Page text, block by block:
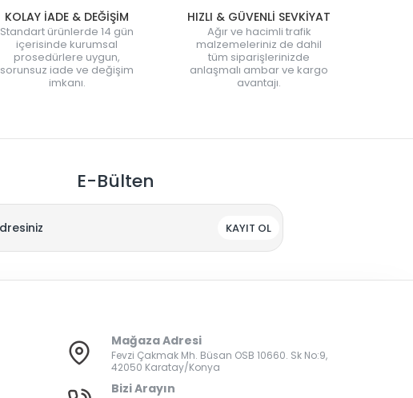
KOLAY İADE & DEĞİŞİM
Standart ürünlerde 14 gün
içerisinde kurumsal
prosedürlere uygun,
sorunsuz iade ve değişim
imkanı.
HIZLI & GÜVENLİ SEVKİYAT
Ağır ve hacimli trafik
malzemeleriniz de dahil
tüm siparişlerinizde
anlaşmalı ambar ve kargo
avantajı.
E-Bülten
KAYIT OL
Mağaza Adresi
Fevzi Çakmak Mh. Büsan OSB 10660. Sk No:9,
42050 Karatay/Konya
Bizi Arayın